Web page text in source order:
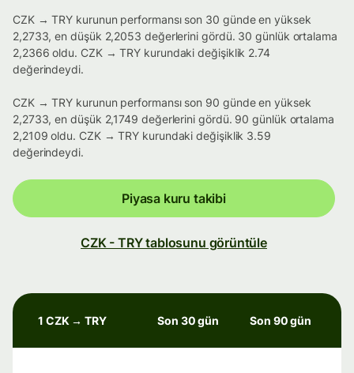
CZK → TRY kurunun performansı son 30 günde en yüksek
2,2733, en düşük 2,2053 değerlerini gördü. 30 günlük ortalama
2,2366 oldu. CZK → TRY kurundaki değişiklik 2.74
değerindeydi.
CZK → TRY kurunun performansı son 90 günde en yüksek
2,2733, en düşük 2,1749 değerlerini gördü. 90 günlük ortalama
2,2109 oldu. CZK → TRY kurundaki değişiklik 3.59
değerindeydi.
Piyasa kuru takibi
CZK - TRY tablosunu görüntüle
1 CZK → TRY Son 30 gün Son 90 gün